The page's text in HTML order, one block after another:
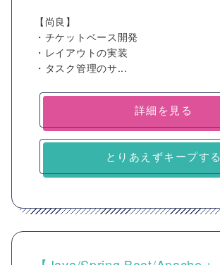
【尚良】
・チケットベース開発
・レイアウトの実装
・タスク管理のサ...
詳細を見る
とりあえずキープする